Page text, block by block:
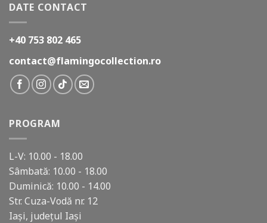
DATE CONTACT
+40 753 802 465
contact@flamingocollection.ro
PROGRAM
L-V: 10.00 - 18.00
Sâmbată: 10.00 - 18.00
Duminică: 10.00 - 14.00
Str. Cuza-Vodă nr. 12
Iași, județul Iași